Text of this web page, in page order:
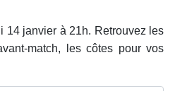
14 janvier à 21h. Retrouvez les
match, les côtes pour vos